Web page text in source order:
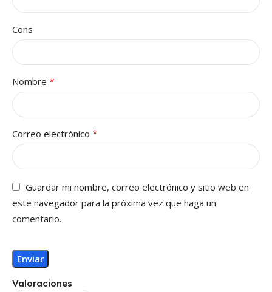
Valoraciones
Cons
Nombre *
Correo electrónico *
Guardar mi nombre, correo electrónico y sitio web en
este navegador para la próxima vez que haga un
comentario.